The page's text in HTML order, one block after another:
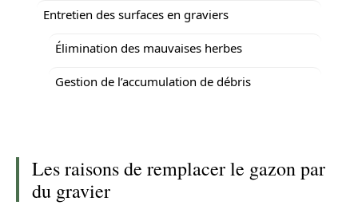
Entretien des surfaces en graviers
Élimination des mauvaises herbes
Gestion de l’accumulation de débris
Les raisons de remplacer le gazon par
du gravier